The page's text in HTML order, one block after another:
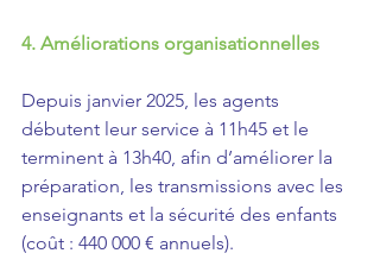
4. Améliorations organisationnelles
Depuis janvier 2025, les agents
débutent leur service à 11h45 et le
terminent à 13h40, afin d’améliorer la
préparation, les transmissions avec les
enseignants et la sécurité des enfants
(coût : 440 000 € annuels).